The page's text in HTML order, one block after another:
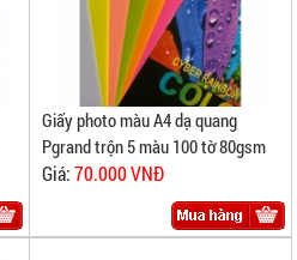
Giấy photo màu A4 dạ quang
Pgrand trộn 5 màu 100 tờ 80gsm
Giá:70.000 VNĐ